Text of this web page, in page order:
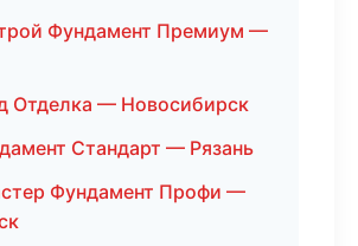
Фундамент Премиум —
Отделка — Новосибирск
Стандарт — Рязань
Фундамент Профи —